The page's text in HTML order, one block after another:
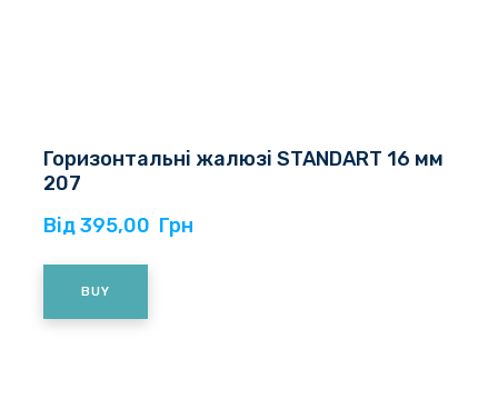
Горизонтальні жалюзі STANDART 16 мм
207
Від 395,00  Грн
BUY